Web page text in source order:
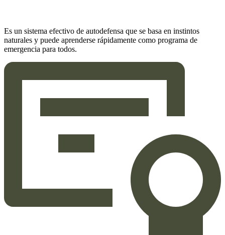
Es un sistema efectivo de autodefensa que se basa en instintos
naturales y puede aprenderse rápidamente como programa de
emergencia para todos.